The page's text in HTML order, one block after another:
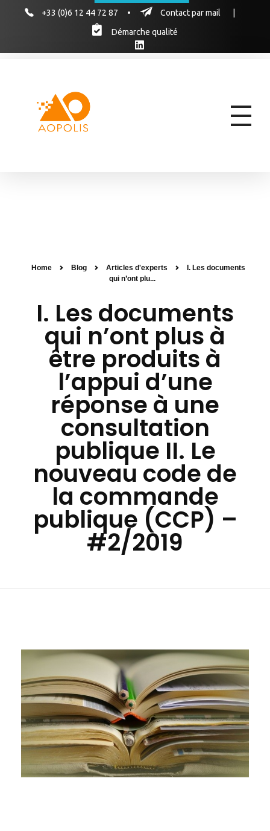
+33 (0)6 12 44 72 87 • Contact par mail |
Démarche qualité
Home Blog Articles d'experts
I. Les documents
qui n’ont plu...
I. Les documents
qui n’ont plus à
être produits à
l’appui d’une
réponse à une
consultation
publique II. Le
nouveau code de
la commande
publique (CCP) –
#2/2019